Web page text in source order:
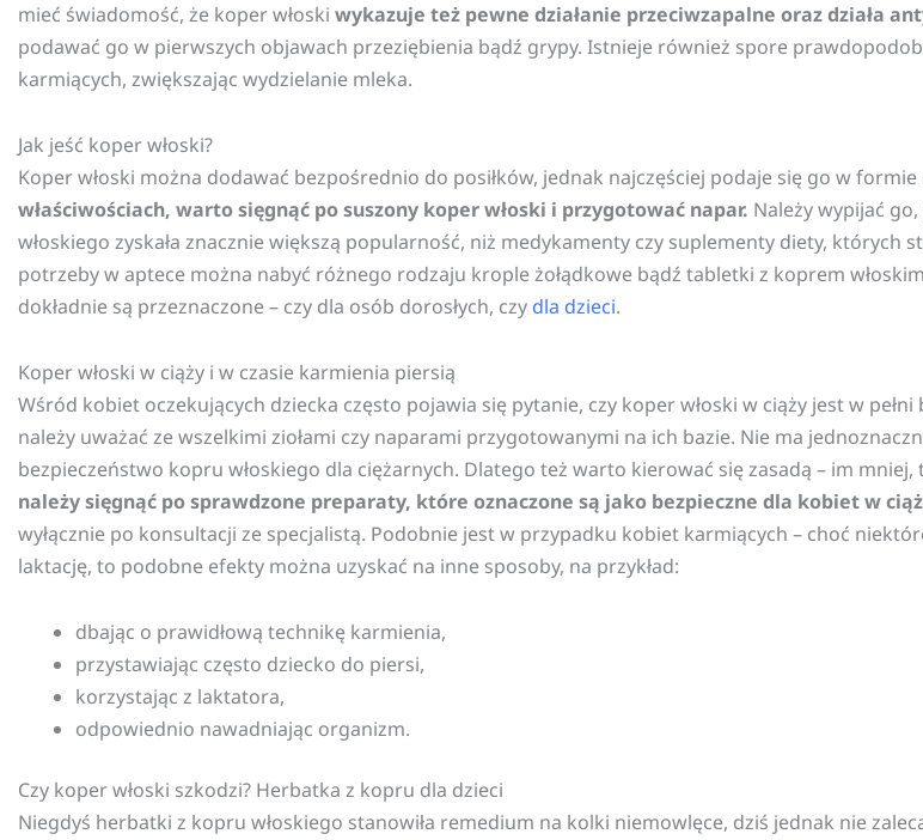
mieć świadomość, że koper włoski wykazuje też pewne działanie przeciwzapalne oraz działa
podawać go w pierwszych objawach przeziębienia bądź grypy. Istnieje również spore
karmiących, zwiększając wydzielanie mleka.
Jak jeść koper włoski?
Koper włoski można dodawać bezpośrednio do posiłków, jednak najczęściej podaje się go w
właściwościach, warto sięgnąć po suszony koper włoski i przygotować napar. Należy wypijać
włoskiego zyskała znacznie większą popularność, niż medykamenty czy suplementy diety, których
potrzeby w aptece można nabyć różnego rodzaju krople żołądkowe bądź tabletki z koprem
dokładnie są przeznaczone – czy dla osób dorosłych, czy dla dzieci.
Koper włoski w ciąży i w czasie karmienia piersią
Wśród kobiet oczekujących dziecka często pojawia się pytanie, czy koper włoski w ciąży jest w pełni
należy uważać ze wszelkimi ziołami czy naparami przygotowanymi na ich bazie. Nie ma
bezpieczeństwo kopru włoskiego dla ciężarnych. Dlatego też warto kierować się zasadą – im mniej,
należy sięgnąć po sprawdzone preparaty, które oznaczone są jako bezpieczne dla kobiet w
wyłącznie po konsultacji ze specjalistą. Podobnie jest w przypadku kobiet karmiących – choć
laktację, to podobne efekty można uzyskać na inne sposoby, na przykład:
dbając o prawidłową technikę karmienia,
przystawiając często dziecko do piersi,
korzystając z laktatora,
odpowiednio nawadniając organizm.
Czy koper włoski szkodzi? Herbatka z kopru dla dzieci
Niegdyś herbatki z kopru włoskiego stanowiła remedium na kolki niemowlęce, dziś jednak nie